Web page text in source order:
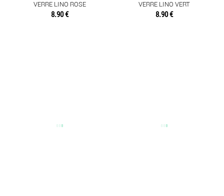
VERRE LINO ROSE
8.90 €
VERRE LINO VERT
8.90 €